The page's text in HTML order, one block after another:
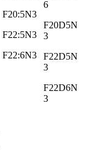
F20:5N3
F22:5N3
F22:6N3
6
F20D5N
3
F22D5N
3
F22D6N
3